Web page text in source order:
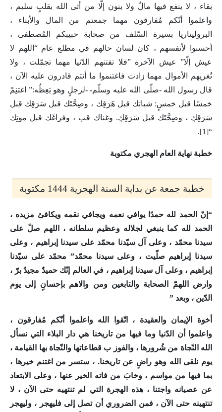
بقاء ، لا ينفع فيها مالٌ ولا بنون إلّا من أتى الله بقلبٍ سليم ،
واعلموا أنّكم مُفارقون مهما جمعتم من المال والأبناء ،
البروليتاريا بسيرة السّلف من صحابة حبيبكم المُصطفى ،
أحسنوا لأنفسهم ، كان لسان حالهم في مطلع عام “اللهم لا
عيش إلّا” عيش الآخرة ”فلا تفتنهم الدّنيا مهما تجمّلت ، ولا
تُغريهم الأموال مهما زادت فاغتنموا ما أنتم قادرون عليه الآن ،
قال رسول الله -صلّى الله عليه وسلّم- -لرجلٍ وهو يَعِظُه:” اغتنِمْ
خمسًا قبل خمسٍ: شبابَك قبل هَرَقِك ، وصِحَّتَك قبل سَرَقِك قبل
سَرَقِكِ ، وصِحَّتَك قبل سَرَقِكِ. وغناك قب ، وفراغَك قبل موتِك
“[1].
خطبة نهاية العام الهجري مكتوبة
خطبة جمعة عن بداية السنة الهجرية 1444 مكتوبة
“إنّ الحمد لله حمدًا يوافي نعمه ويجافي نقمه ويكافئ مزيده ،
الحمد لله كما ينبغي لجلاله وعظيم سلطانه ، اللهم صلّ على
سيدنا محمّد ، وعلى آل سيّدنا محمّد على سيدنا إبراهيم ، وعلى
سيدنا إبراهيم صلّيت ، وعلى سيدنا محمّد” محمّد على سيّدنا
إبراهيم ، وعلى آل سيدنا إبراهيم ، في العالم إنّك حميدٌ مجيدٌ برّ ،
وارض اللهمّ الصحابة والتابعين ومن والاهم بإحسانٍ إلى يوم
الدّين ، وبعد ”
أخوة الإيمان والعقيدة ، اتّقوا الله واعلموا أنّكم مُفارقون ،
واعلموا أن الدّنيا وما فيها من تاريخنا هي دار البلاء التي نسأل
الله النّجاة من شُرورها ، والفوز ب قطاعاتها والنّجاة بها القيامة ،
يوم نلقى الله وهو راضٍ عن تاريخنا. ، ستسر من اغتنم خيرها ،
بما فيها من مواسم ، وخابَ من فاته الخير عنها ، وعلى الابتعاد
عن عصيانه واجتنا ، هذه الهجرة التي لم تنتهيه حتى الآن ، لا
تنتهينه حتى الآن ، فمن الضروري أن تصل إلى فليهجر ، وليهجر